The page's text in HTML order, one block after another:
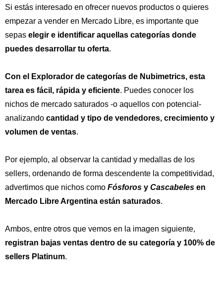
Si estás interesado en ofrecer nuevos productos o quieres
empezar a vender en Mercado Libre, es importante que
sepas elegir e identificar aquellas categorías donde
puedes desarrollar tu oferta.
Con el Explorador de categorías de Nubimetrics, esta
tarea es fácil, rápida y eficiente. Puedes conocer los
nichos de mercado saturados -o aquellos con potencial-
analizando cantidad y tipo de vendedores, crecimiento y
volumen de ventas.
Por ejemplo, al observar la cantidad y medallas de los
sellers, ordenando de forma descendente la competitividad,
advertimos que nichos como Fósforos y Cascabeles en
Mercado Libre Argentina están saturados.
Ambos, entre otros que vemos en la imagen siguiente,
registran bajas ventas dentro de su categoría y 100% de
sellers Platinum.